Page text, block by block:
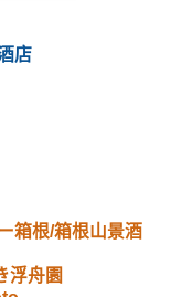
店
箱根/箱根山景酒
浮舟園